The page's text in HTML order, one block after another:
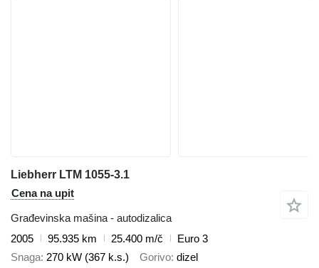
Liebherr LTM 1055-3.1
Cena na upit
Građevinska mašina - autodizalica
2005
95.935 km 25.400 m/č
Euro 3
Snaga 270 kW (367 k.s.) Gorivo dizel